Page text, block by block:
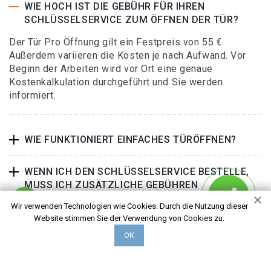
WIE HOCH IST DIE GEBÜHR FÜR IHREN
SCHLÜSSELSERVICE ZUM ÖFFNEN DER TÜR?
Der Tür Pro Öffnung gilt ein Festpreis von 55 €.
Außerdem variieren die Kosten je nach Aufwand. Vor
Beginn der Arbeiten wird vor Ort eine genaue
Kostenkalkulation durchgeführt und Sie werden
informiert.
WIE FUNKTIONIERT EINFACHES TÜRÖFFNEN?
WENN ICH DEN SCHLÜSSELSERVICE BESTELLE,
MUSS ICH ZUSÄTZLICHE GEBÜHREN
FALLEN ZUSÄTZLICHE KOSTEN AN, WENN ICH
DEN KEY-SERVICE BESTELLE?
Wir verwenden Technologien wie Cookies. Durch die Nutzung dieser
Website stimmen Sie der Verwendung von Cookies zu.
ОК